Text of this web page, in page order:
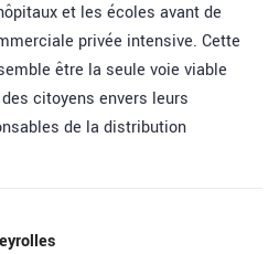
et les écoles avant de
privée intensive. Cette
être la seule voie viable
citoyens envers leurs
de la distribution